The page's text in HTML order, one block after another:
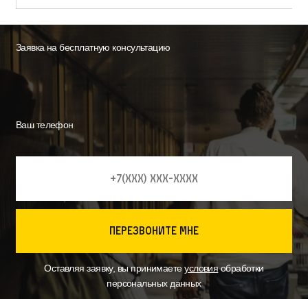
Заявка на бесплатную консультацию
Ваш телефон
перезвоните мне
Оставляя заявку, вы принимаетеусловияобработки
персональных данных